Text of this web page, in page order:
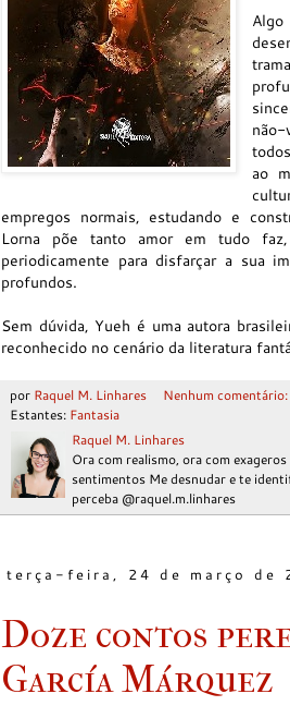
Algo
ao
empregos normais, estudando e
Lorna põe tanto amor em tudo
periodicamente para disfarçar a sua
profundos.
Sem dúvida, Yueh é uma autora
reconhecido no cenário da literatura
por Raquel M. Linhares
Nenhum comentário:
Estantes: Fantasia
Raquel M. Linhares
Ora com realismo, ora com
sentimentos Me desnudar e te
perceba @raquel.m.linhares
terça-feira, 24 de março de
Doze contos
García Márquez